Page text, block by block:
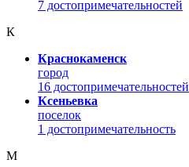
7 достопримечательностей
К
Краснокаменск
город
16 достопримечательностей
Ксеньевка
поселок
1 достопримечательность
М